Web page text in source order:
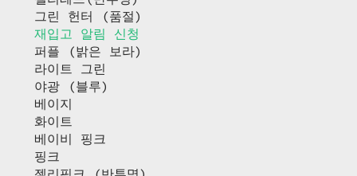
그린 헌터 (품절)
재입고 알림 신청
퍼플 (밝은 보라)
라이트 그린
야광 (블루)
베이지
화이트
베이비 핑크
핑크